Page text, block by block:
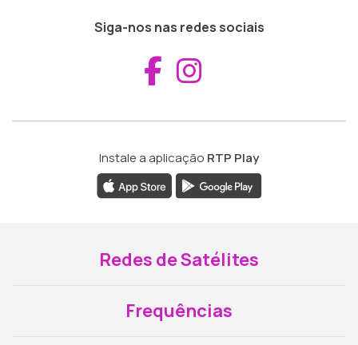
Siga-nos nas redes sociais
Aceder ao
Instale a aplicação RTP Play
Redes de Satélites
Frequências